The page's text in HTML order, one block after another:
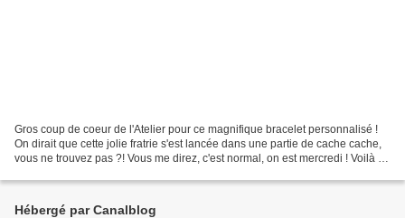
Gros coup de coeur de l'Atelier pour ce magnifique bracelet personnalisé !
On dirait que cette jolie fratrie s'est lancée dans une partie de cache cache,
vous ne trouvez pas ?! Vous me direz, c'est normal, on est mercredi ! Voilà un
Hébergé par Canalblog